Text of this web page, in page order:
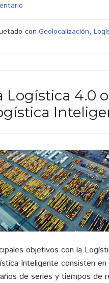
con:Geolocalización,
Logística 4.0 o
objetivos con la
Inteligente consisten
de series y tiempos de